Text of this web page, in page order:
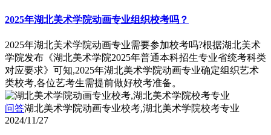
2025年湖北美术学院动画专业组织校考吗？
2025年湖北美术学院动画专业需要参加校考吗?根据湖北美术
学院发布《湖北美术学院2025年普通本科招生专业省统考科类
对应要求》可知,2025年湖北美术学院动画专业确定组织艺术
类校考,各位艺考生需提前做好校考准备。
问答湖北美术学院动画专业校考,湖北美术学院校考专业
2024/11/27